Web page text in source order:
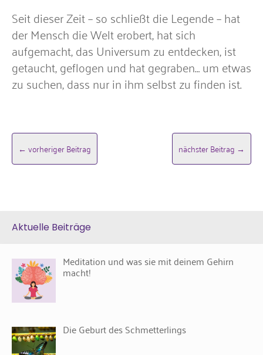
Seit dieser Zeit – so schließt die Legende – hat
der Mensch die Welt erobert, hat sich
aufgemacht, das Universum zu entdecken, ist
getaucht, geflogen und hat gegraben… um etwas
zu suchen, dass nur in ihm selbst zu finden ist.
nächster Beitrag
vorheriger Beitrag
Aktuelle Beiträge
Meditation und was sie mit deinem Gehirn
macht!
Die Geburt des Schmetterlings